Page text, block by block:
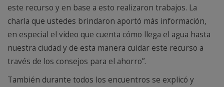
este recurso y en base a esto realizaron trabajos. La
charla que ustedes brindaron aportó más información,
en especial el video que cuenta cómo llega el agua hasta
nuestra ciudad y de esta manera cuidar este recurso a
través de los consejos para el ahorro”.
También durante todos los encuentros se explicó y